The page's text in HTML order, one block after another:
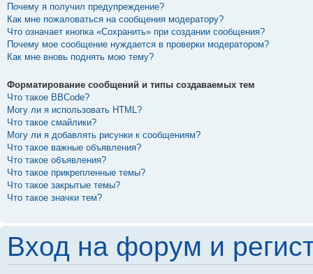
Почему я получил предупреждение?
Как мне пожаловаться на сообщения модератору?
Что означает кнопка «Сохранить» при создании сообщения?
Почему мое сообщение нуждается в проверки модератором?
Как мне вновь поднять мою тему?
Форматирование сообщений и типы создаваемых тем
Что такое BBCode?
Могу ли я использовать HTML?
Что такое смайлики?
Могу ли я добавлять рисунки к сообщениям?
Что такое важные объявления?
Что такое объявления?
Что такое прикрепленные темы?
Что такое закрытые темы?
Что такое значки тем?
Вход на форум и